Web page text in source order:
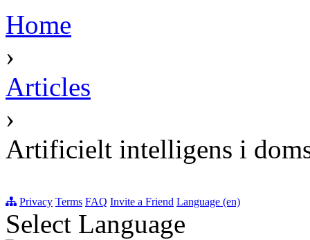
Home
›
Articles
›
Artificielt intelligens i
Privacy Terms FAQ Invite a Friend Language (en)
Select Language